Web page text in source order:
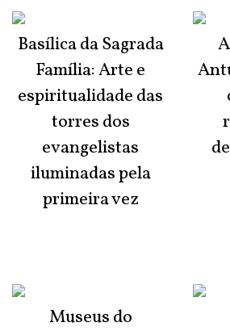
Basílica da Sagrada
Família: Arte e
espiritualidade das
torres dos
evangelistas
iluminadas pela
primeira vez
Museus do